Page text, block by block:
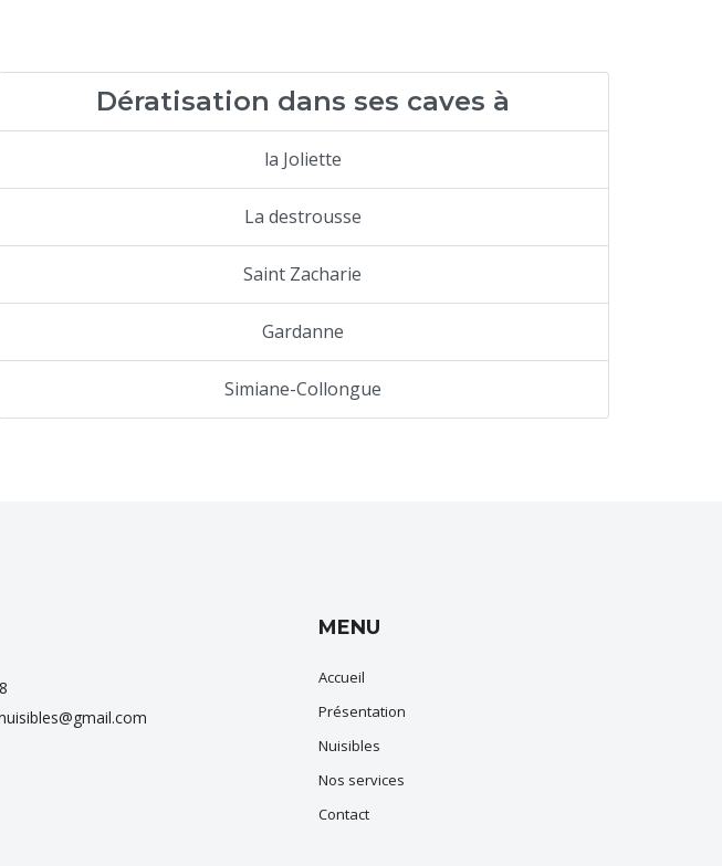
Dératisation dans ses caves à
la Joliette
La destrousse
Saint Zacharie
Gardanne
Simiane-Collongue
MENU
Accueil
Présentation
Nuisibles
Nos services
Contact